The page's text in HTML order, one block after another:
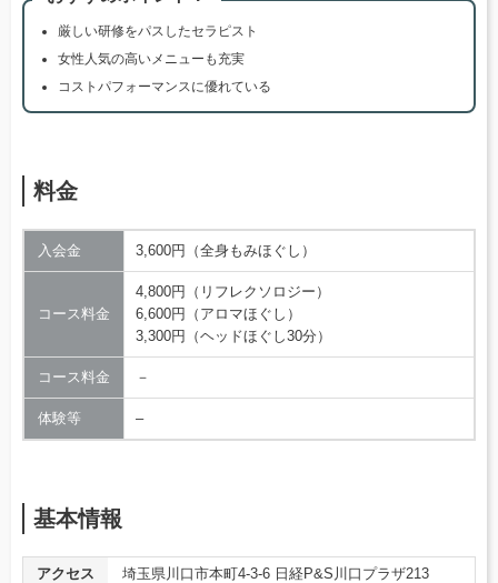
厳しい研修をパスしたセラピスト
女性人気の高いメニューも充実
コストパフォーマンスに優れている
料金
入会金 3,600円（全身もみほぐし）
コース料金
4,800円（リフレクソロジー）
6,600円（アロマほぐし）
3,300円（ヘッドほぐし30分）
コース料金 －
体験等 –
基本情報
アクセス
埼玉県川口市本町4-3-6 日経P&S川口プラザ213